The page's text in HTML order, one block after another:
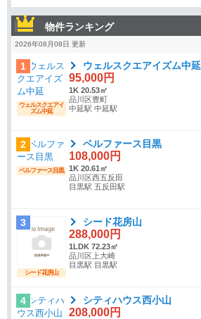
物件ランキング
2026年08月08日 更新
1
ウェルスクエアイ
ズム中延
ウェルスクエアイズム中延
95,000円
1K 20.53㎡
品川区豊町
中延駅 中延駅
2
ベルファース目黒
ベルファース目黒
108,000円
1K 20.61㎡
品川区西五反田
目黒駅 五反田駅
3
シード花房山
シード花房山
288,000円
1LDK 72.23㎡
品川区上大崎
目黒駅 目黒駅
4 シティハウス西小山
208,000円